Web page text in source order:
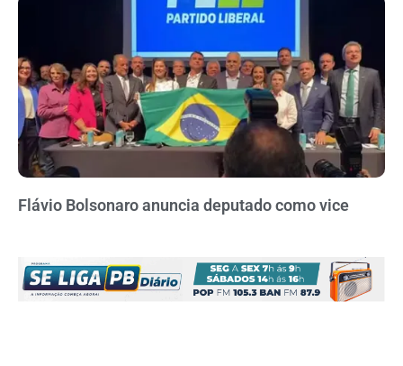
Flávio Bolsonaro anuncia deputado como vice